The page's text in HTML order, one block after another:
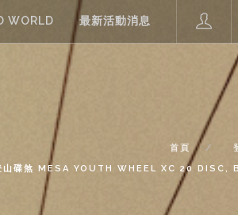
WORLD 最新活動消息
首頁
山碟煞 MESA YOUTH WHEEL XC 20 DISC,